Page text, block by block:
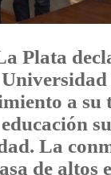
Plata
a su
La
de altos